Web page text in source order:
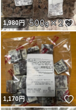
いいね！
1,980円
いね！
1,170円